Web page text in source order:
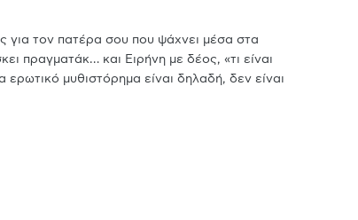
τον πατέρα σου που ψάχνει μέσα στα
πραγματάκ… και Ειρήνη με δέος, «τι είναι
ερωτικό μυθιστόρημα είναι δηλαδή, δεν είναι